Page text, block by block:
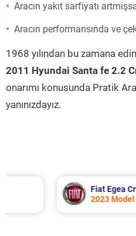
Aracın yakıt sarfiyatı
Aracın performansında ve
1968 yılından bu zamana
2011 Hyundai Santa fe 2.2
onarımı konusunda Pratik
yanınızdayız.
Fiat Egea Cross
2023 Model 1.6